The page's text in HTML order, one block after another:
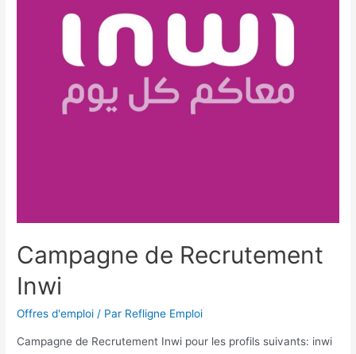
Campagne de Recrutement
Inwi
Offres d'emploi / Par Refligne Emploi
Campagne de Recrutement Inwi pour les profils suivants: inwi